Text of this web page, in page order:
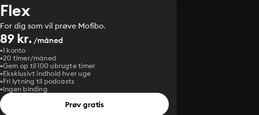
Flex
For dig som vil prøve Mofibo.
89 kr. /måned
1 konto
20 timer/måned
Gem op til 100 ubrugte timer
Eksklusivt indhold hver uge
Fri lytning til podcasts
Ingen binding
Prøv gratis